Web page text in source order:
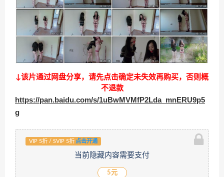
↓该片通过网盘分享，请先点击确定未失效再购买，否则概
不退款
https://pan.baidu.com/s/1uBwMVMfP2Lda_mnERU9p5
g
VIP 5折 / SVIP 5折 点击开通
当前隐藏内容需要支付
5元